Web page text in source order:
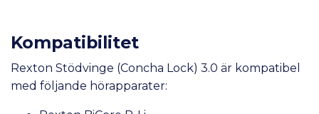
Kompatibilitet
Rexton Stödvinge (Concha Lock) 3.0 är kompatibel
med följande hörapparater: